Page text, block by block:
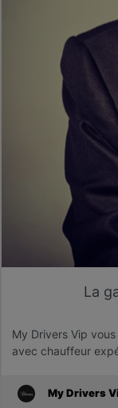
La
My Drivers Vip
avec chauffeur
My Drivers